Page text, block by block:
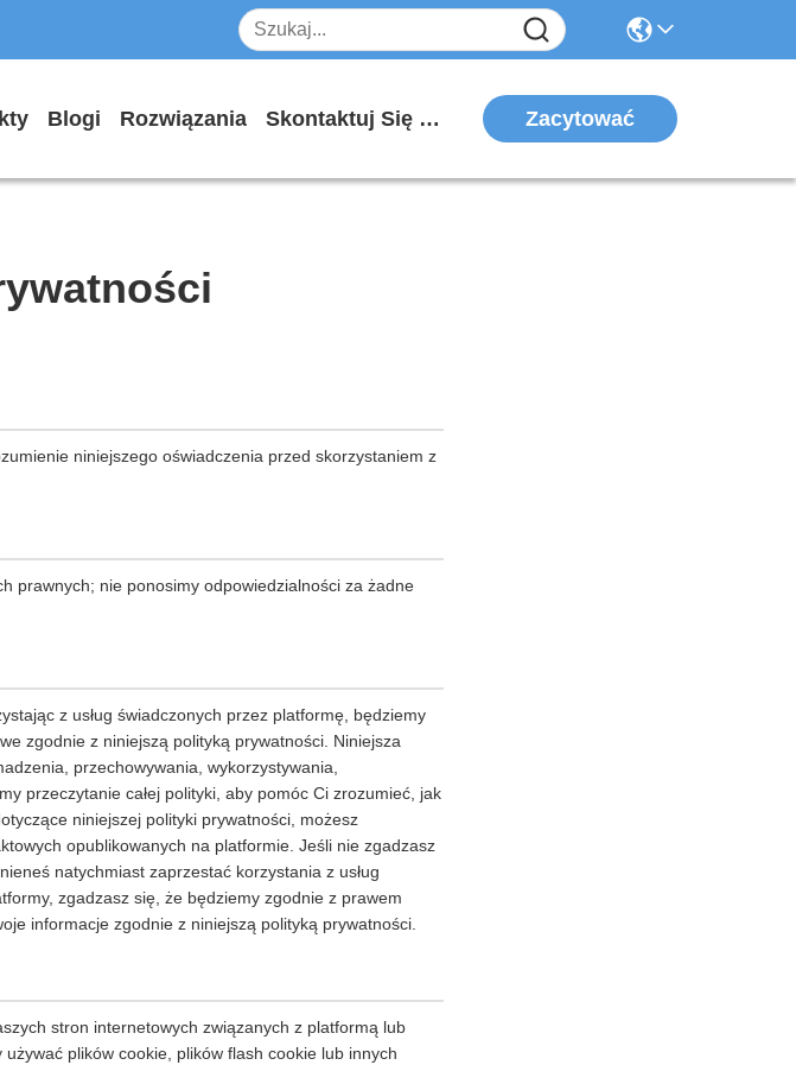
Blogi Rozwiązania Skontaktuj Się Z Nami Zacytować
niniejszego oświadczenia przed skorzystaniem z
prawnych; nie ponosimy odpowiedzialności za żadne
z usług świadczonych przez platformę, będziemy
zgodnie z niniejszą polityką prywatności. Niniejsza
przechowywania, wykorzystywania,
przeczytanie całej polityki, aby pomóc Ci zrozumieć, jak
niniejszej polityki prywatności, możesz
opublikowanych na platformie. Jeśli nie zgadzasz
natychmiast zaprzestać korzystania z usług
zgadzasz się, że będziemy zgodnie z prawem
informacje zgodnie z niniejszą polityką prywatności.
stron internetowych związanych z platformą lub
plików cookie, plików flash cookie lub innych